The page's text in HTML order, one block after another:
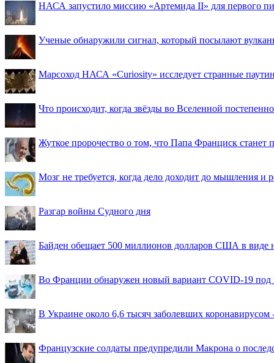
НАСА запустило миссию «Артемида II» для первого
Ученые обнаружили сигнал, который посылают
Марсоход НАСА «Curiosity» исследует странные
Что происходит, когда звёзды во Вселенной
Жуткое пророчество о том, что Папа Франциск
Мозг не требуется, когда дело доходит до мышления и
Разгар войны Судного дня
Байден обещает 500 миллионов долларов США в
Во Франции обнаружен новый вариант COVID-19 под
В Украине около 6,6 тысяч заболевших коронавирусом
Французские солдаты предупредили Макрона о